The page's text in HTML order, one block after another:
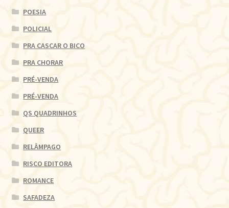
POESIA
POLICIAL
PRA CASCAR O BICO
PRA CHORAR
PRÉ-VENDA
PRÉ-VENDA
QS QUADRINHOS
QUEER
RELÂMPAGO
RISCO EDITORA
ROMANCE
SAFADEZA